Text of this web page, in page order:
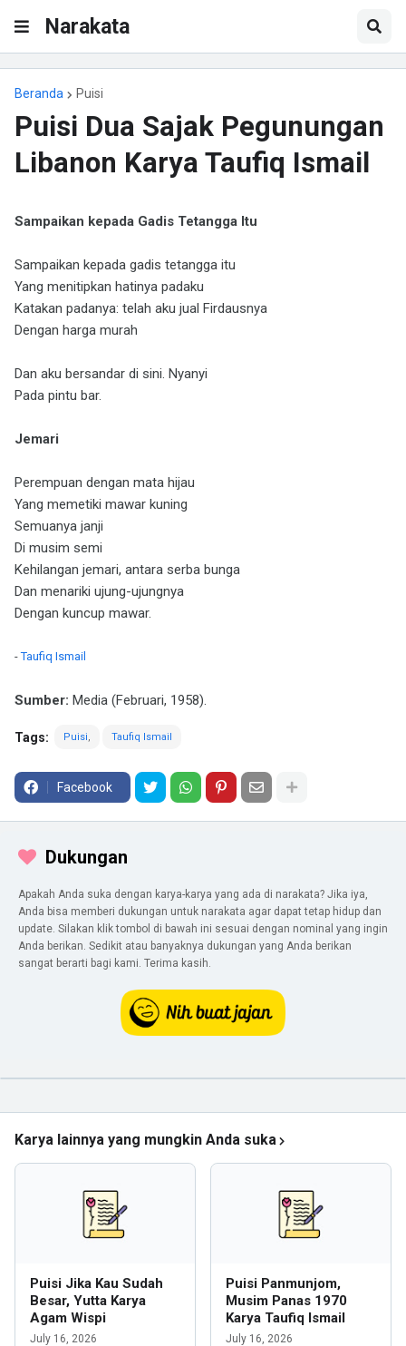
Narakata
Beranda Puisi
Puisi Dua Sajak Pegunungan
Libanon Karya Taufiq Ismail
Sampaikan kepada Gadis Tetangga Itu
Sampaikan kepada gadis tetangga itu
Yang menitipkan hatinya padaku
Katakan padanya: telah aku jual Firdausnya
Dengan harga murah
Dan aku bersandar di sini. Nyanyi
Pada pintu bar.
Jemari
Perempuan dengan mata hijau
Yang memetiki mawar kuning
Semuanya janji
Di musim semi
Kehilangan jemari, antara serba bunga
Dan menariki ujung-ujungnya
Dengan kuncup mawar.
-Taufiq Ismail
Sumber: Media (Februari, 1958).
Tags: Puisi Taufiq Ismail
Facebook
Dukungan
Apakah Anda suka dengan karya-karya yang ada di narakata? Jika iya,
Anda bisa memberi dukungan untuk narakata agar dapat tetap hidup dan
update. Silakan klik tombol di bawah ini sesuai dengan nominal yang ingin
Anda berikan. Sedikit atau banyaknya dukungan yang Anda berikan
sangat berarti bagi kami. Terima kasih.
Karya lainnya yang mungkin Anda suka
Puisi Jika Kau Sudah
Besar, Yutta Karya
Agam Wispi
July 16, 2026
Puisi Panmunjom,
Musim Panas 1970
Karya Taufiq Ismail
July 16, 2026